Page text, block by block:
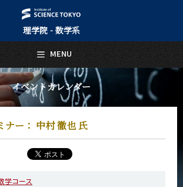
理学院 - 数学系
イベントカレンダー
ナー： 中村 徹也 氏
学コース
MENU
English